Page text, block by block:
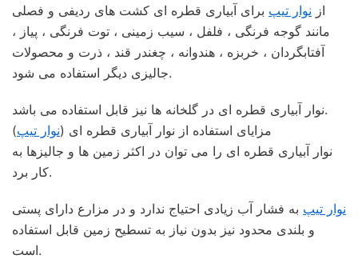
از نوار تیپ برای آبیاری قطره ای کشت های ردیفی و فصلی
مانند گوجه فرنگی ، فلفل ، سیب زمینی ، توت فرنگی ، پیاز ،
آفتابگردان ، خربزه ، هندوانه ، چغندر قند ، ذرت و محصولات
جالیزی دیگر استفاده می شود.
نوار آبیاری قطره ای در گلخانه ها نیز قابل استفاده می باشد.
مزایای استفاده از نوار آبیاری قطره ای (نوار تیپ)
نوار آبیاری قطره ای را می توان در اکثر زمین ها و جالیزها به
کار برد.
نوار تیپ به فشار آب زیادی احتیاج ندارد و در مزارع دارای پستی
و بلندی محدود نیز بدون نیاز به تسطیح زمین قابل استفاده
است.